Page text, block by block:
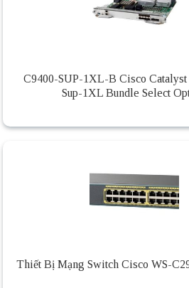
C9400-SUP-1XL-B Cisco Catalyst
Sup-1XL Bundle Select
Thiết Bị Mạng Switch Cisco WS-